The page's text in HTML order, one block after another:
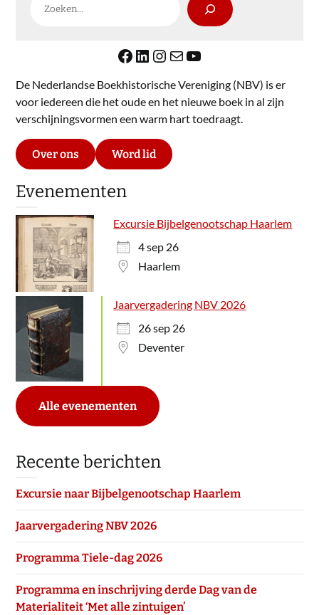
Facebook
LinkedIn
Instagram
E-mailYouTube
De Nederlandse Boekhistorische Vereniging (NBV) is er
voor iedereen die het oude en het nieuwe boek in al zijn
verschijningsvormen een warm hart toedraagt.
Over ons Word lid
Evenementen
Excursie Bijbelgenootschap Haarlem
4 sep 26
Haarlem
Jaarvergadering NBV 2026
26 sep 26
Deventer
Alle evenementen
Recente berichten
Excursie naar Bijbelgenootschap Haarlem
Jaarvergadering NBV 2026
Programma Tiele-dag 2026
Programma en inschrijving derde Dag van de
Materialiteit ‘Met alle zintuigen’